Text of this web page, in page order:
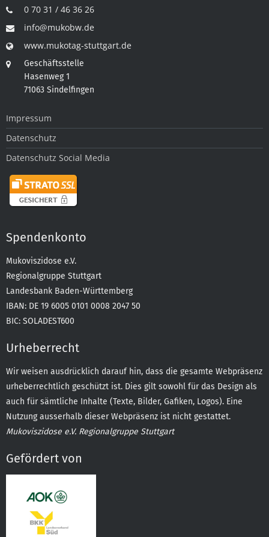
0 70 31 / 46 36 26
info@mukobw.de
www.mukotag-stuttgart.de
Geschäftsstelle
Hasenweg 1
71063 Sindelfingen
Impressum
Datenschutz
Datenschutz Social Media
Spendenkonto
Mukoviszidose e.V.
Regionalgruppe Stuttgart
Landesbank Baden-Württemberg
IBAN: DE 19 6005 0101 0008 2047 50
BIC: SOLADEST600
Urheberrecht
Wir weisen ausdrücklich darauf hin, dass die gesamte Webpräsenz
urheberrechtlich geschützt ist. Dies gilt sowohl für das Design als
auch für sämtliche Inhalte (Texte, Bilder, Gafiken, Logos). Eine
Nutzung ausserhalb dieser Webpräsenz ist nicht gestattet.
Mukoviszidose e.V. Regionalgruppe Stuttgart
Gefördert von